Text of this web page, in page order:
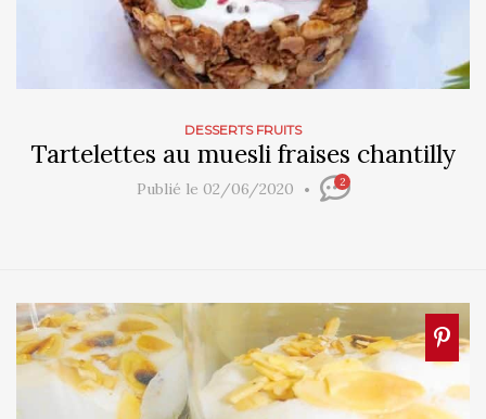
DESSERTS FRUITS
Tartelettes au muesli fraises chantilly
Publié le 02/06/2020 2